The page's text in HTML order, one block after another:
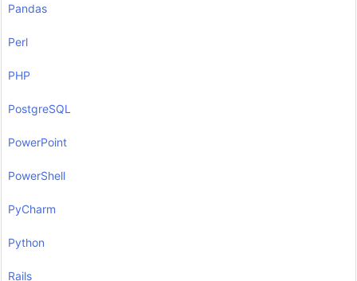
Pandas
Perl
PHP
PostgreSQL
PowerPoint
PowerShell
PyCharm
Python
Rails